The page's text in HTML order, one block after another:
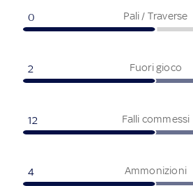
Pali / Traverse
0
Fuori gioco
2
Falli commessi
12
Ammonizioni
4